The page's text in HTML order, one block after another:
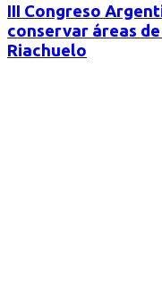
III Congreso
conservar áreas
Riachuelo